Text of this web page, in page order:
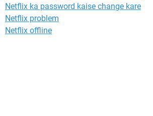
Netflix ka password kaise change kare
Netflix problem
Netflix offline